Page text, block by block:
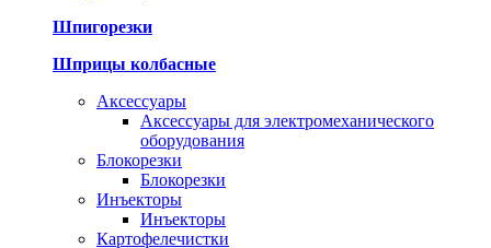
Шпигорезки
Шприцы колбасные
Аксессуары
Аксессуары для электромеханического
оборудования
Блокорезки
Блокорезки
Инъекторы
Инъекторы
Картофелечистки